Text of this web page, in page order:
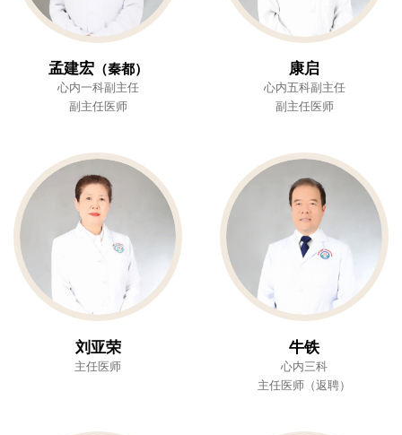
孟建宏（秦都）
心内一科副主任
副主任医师
康启
心内五科副主任
副主任医师
刘亚荣
主任医师
牛铁
心内三科
主任医师（返聘）